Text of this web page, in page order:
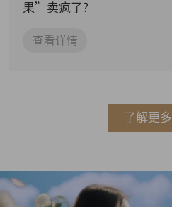
果”卖疯了?
查看详情
了解更多